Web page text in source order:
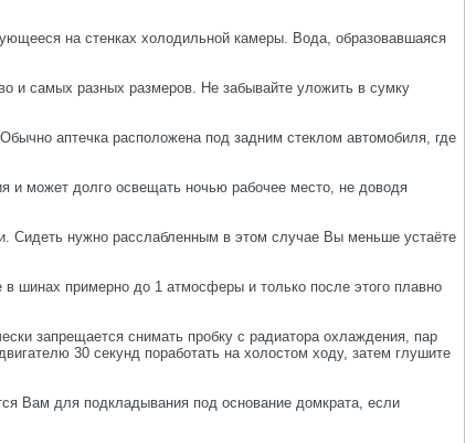
на стенках холодильной камеры. Вода, образовавшаяся
и самых разных размеров. Не забывайте уложить в сумку
аптечка расположена под задним стеклом автомобиля, где
и может долго освещать ночью рабочее место, не доводя
Сидеть нужно расслабленным в этом случае Вы меньше устаёте
в шинах примерно до 1 атмосферы и только после этого плавно
запрещается снимать пробку с радиатора охлаждения, пар
30 секунд поработать на холостом ходу, затем глушите
Вам для подкладывания под основание домкрата, если